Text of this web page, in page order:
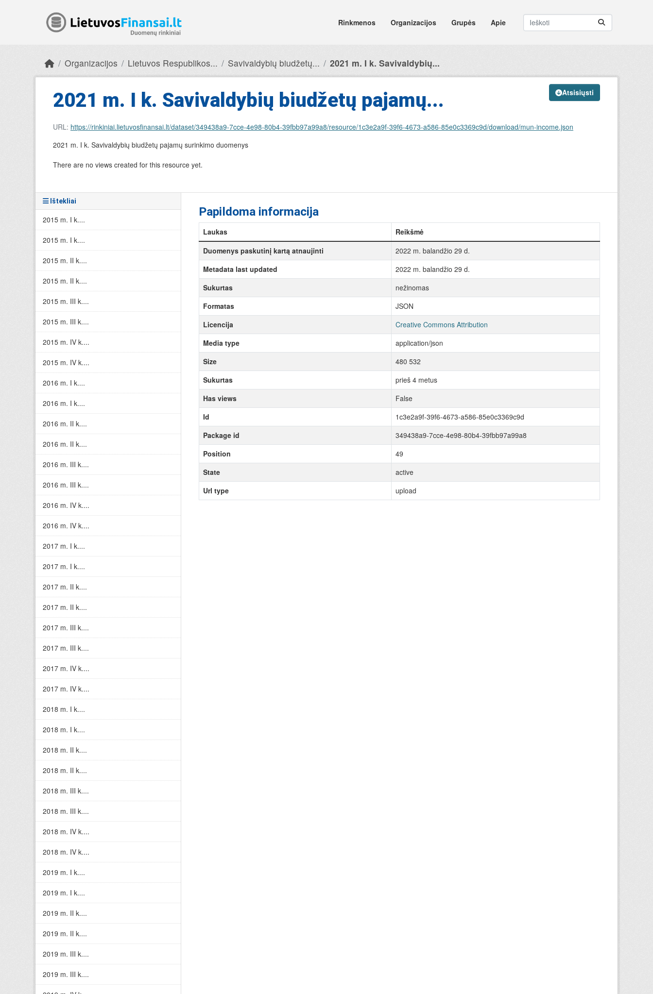
Rinkmenos
Organizacijos Grupės Apie
Organizacijos Lietuvos Respublikos... Savivaldybių biudžetų... 2021 m. I k. Savivaldybių...
Atsisiųsti
2021 m. I k. Savivaldybių biudžetų pajamų...
URL: https://rinkiniai.lietuvosfinansai.lt/dataset/349438a9-7cce-4e98-80b4-39fbb97a99a8/resource/1c3e2a9f-39f6-4673-a586-85e0c3369c9d/download/mun-income.json
2021 m. I k. Savivaldybių biudžetų pajamų surinkimo duomenys
There are no views created for this resource yet.
Ištekliai
2015 m. I k....
2015 m. I k....
2015 m. II k....
2015 m. II k....
2015 m. III k....
2015 m. III k....
2015 m. IV k....
2015 m. IV k....
2016 m. I k....
2016 m. I k....
2016 m. II k....
2016 m. II k....
2016 m. III k....
2016 m. III k....
2016 m. IV k....
2016 m. IV k....
2017 m. I k....
2017 m. I k....
2017 m. II k....
2017 m. II k....
2017 m. III k....
2017 m. III k....
2017 m. IV k....
2017 m. IV k....
2018 m. I k....
2018 m. I k....
2018 m. II k....
2018 m. II k....
2018 m. III k....
2018 m. III k....
2018 m. IV k....
2018 m. IV k....
2019 m. I k....
2019 m. I k....
2019 m. II k....
2019 m. II k....
2019 m. III k....
2019 m. III k....
Papildoma informacija
Laukas
Reikšmė
Duomenys paskutinį kartą atnaujinti
2022 m. balandžio 29 d.
Metadata last updated
2022 m. balandžio 29 d.
Sukurtas
nežinomas
Formatas
JSON
Licencija
Creative Commons Attribution
Media type
application/json
Size
480 532
Sukurtas
prieš 4 metus
Has views
False
Id
1c3e2a9f-39f6-4673-a586-85e0c3369c9d
Package id
349438a9-7cce-4e98-80b4-39fbb97a99a8
Position
49
State
active
Url type
upload